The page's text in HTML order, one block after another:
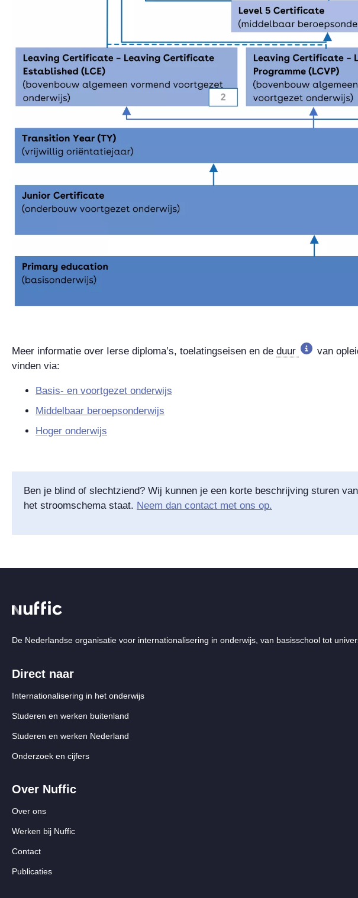
Meer informatie over Ierse diploma’s, toelatingseisen en de duur
van
vinden via:
Basis- en voortgezet onderwijs
Middelbaar beroepsonderwijs
Hoger onderwijs
Ben je blind of slechtziend? Wij kunnen je een korte beschrijving sturen
het stroomschema staat. Neem dan contact met ons op.
De Nederlandse organisatie voor internationalisering in onderwijs, van basisschool tot
Direct naar
Internationalisering in het onderwijs
Studeren en werken buitenland
Studeren en werken Nederland
Onderzoek en cijfers
Over Nuffic
Over ons
Werken bij Nuffic
Contact
Publicaties